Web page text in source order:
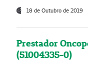
18 de Outubro de 2019
Prestador
(51004335-0)